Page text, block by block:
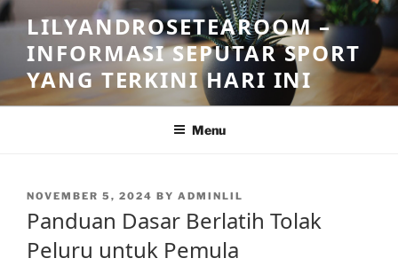
Skip
to
content
LILYANDROSETEAROOM –
INFORMASI SEPUTAR SPORT
YANG TERKINI HARI INI
Menu
POSTED
NOVEMBER 5, 2024 BY ADMINLIL
Panduan Dasar Berlatih Tolak
Peluru untuk Pemula